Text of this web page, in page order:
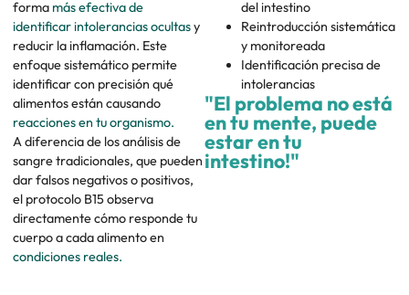
forma más efectiva de
identificar intolerancias ocultasy
reducir la inflamación. Este
enfoque sistemático permite
identificar con precisión qué
alimentos están causando
reacciones en tu organismo.
A diferencia de los análisis de
sangre tradicionales, que pueden
dar falsos negativos o positivos,
el protocolo B15 observa
directamente cómo responde tu
cuerpo a cada alimento en
condiciones reales.
del intestino
Reintroducción sistemática
y monitoreada
Identificación precisa de
intolerancias
"El problema no está
en tu mente, puede
estar en tu
intestino!"